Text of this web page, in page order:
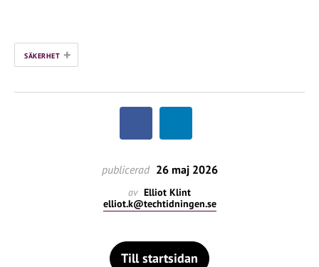
SÄKERHET +
publicerad 26 maj 2026
av Elliot Klint
elliot.k@techtidningen.se
Till startsidan